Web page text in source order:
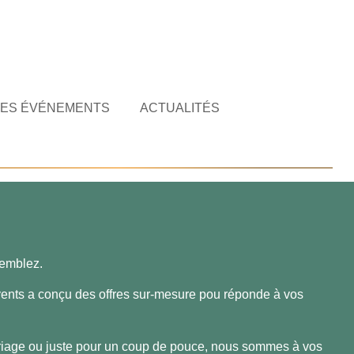
ÉVÉNEMENTS ACTUALITÉS
a conçu des offres sur-mesure pou réponde à vos
ou juste pour un coup de pouce, nous sommes à vos